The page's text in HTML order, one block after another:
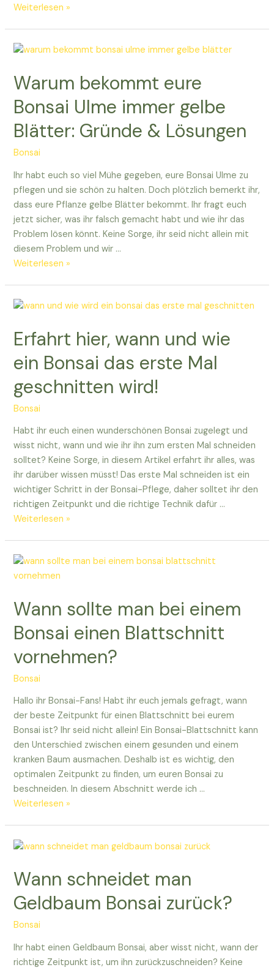
Warum
Bonsai
Blätter?
Weiterlesen »
Warum bekommt eure
Bonsai Ulme immer gelbe
Blätter: Gründe & Lösungen
Bonsai
Ihr habt euch so viel Mühe gegeben, eure Bonsai Ulme zu
pflegen und sie schön zu halten. Doch plötzlich bemerkt ihr,
dass eure Pflanze gelbe Blätter bekommt. Ihr fragt euch
jetzt sicher, was ihr falsch gemacht habt und wie ihr das
Problem lösen könnt. Keine Sorge, ihr seid nicht allein mit
diesem Problem und wir …
Warum
Bonsai
immer
Blätter:
&
Lösungen
Weiterlesen »
Erfahrt hier, wann und wie
ein Bonsai das erste Mal
geschnitten wird!
Bonsai
Habt ihr euch einen wunderschönen Bonsai zugelegt und
wisst nicht, wann und wie ihr ihn zum ersten Mal schneiden
solltet? Keine Sorge, in diesem Artikel erfahrt ihr alles, was
ihr darüber wissen müsst! Das erste Mal schneiden ist ein
wichtiger Schritt in der Bonsai-Pflege, daher solltet ihr den
richtigen Zeitpunkt und die richtige Technik dafür …
Erfahrt
und
wie
Bonsai
erste
Mal
geschnitten
wird!
Weiterlesen »
Wann sollte man bei einem
Bonsai einen Blattschnitt
vornehmen?
Bonsai
Hallo ihr Bonsai-Fans! Habt ihr euch jemals gefragt, wann
der beste Zeitpunkt für einen Blattschnitt bei eurem
Bonsai ist? Ihr seid nicht allein! Ein Bonsai-Blattschnitt kann
den Unterschied zwischen einem gesunden und einem
kranken Baum ausmachen. Deshalb ist es wichtig, den
optimalen Zeitpunkt zu finden, um euren Bonsai zu
beschneiden. In diesem Abschnitt werde ich …
Wann
bei
Bonsai
Blattschnitt
vornehmen?
Weiterlesen »
Wann schneidet man
Geldbaum Bonsai zurück?
Bonsai
Ihr habt einen Geldbaum Bonsai, aber wisst nicht, wann der
richtige Zeitpunkt ist, um ihn zurückzuschneiden? Keine